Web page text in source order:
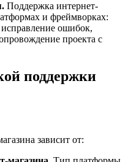
Поддержка интернет-
и фреймворках:
ошибок,
проекта с
поддержки
зависит от: